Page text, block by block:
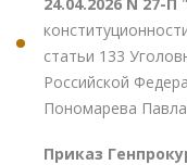
статьи 133
Российской
Пономарева
Приказ